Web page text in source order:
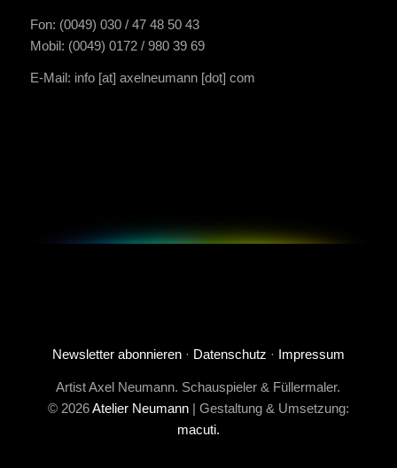
Fon: (0049) 030 / 47 48 50 43
Mobil: (0049) 0172 / 980 39 69
E-Mail: info [at] axelneumann [dot] com
Newsletter abonnieren· Datenschutz · Impressum
Artist Axel Neumann. Schauspieler & Füllermaler.
© 2026Atelier Neumann| Gestaltung & Umsetzung:
macuti.